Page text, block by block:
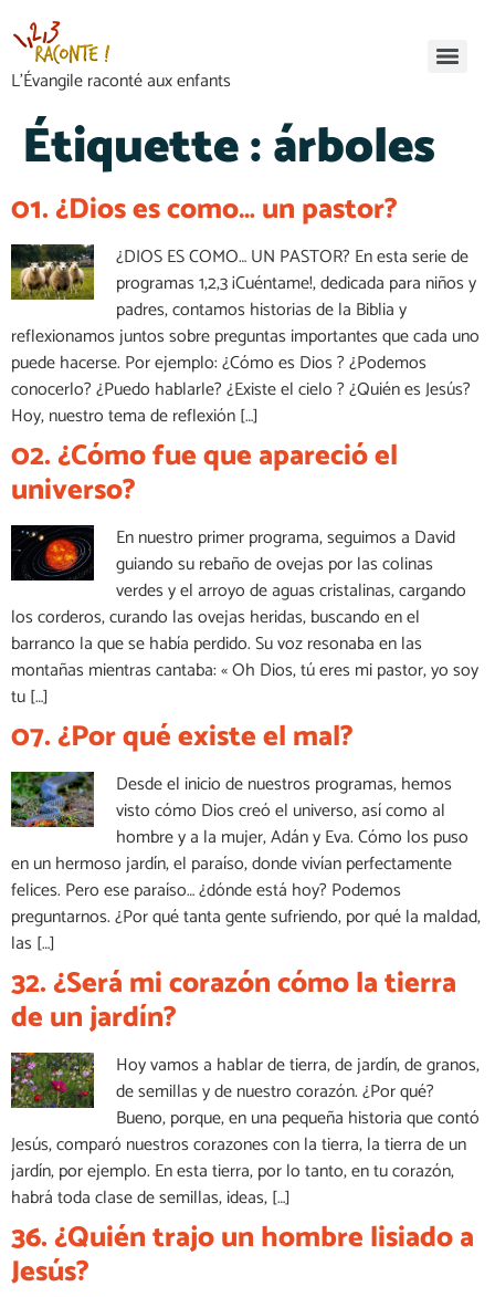
L’Évangile raconté aux enfants
Étiquette :árboles
01. ¿Dios es como… un pastor?
¿DIOS ES COMO… UN PASTOR? En esta serie de
programas 1,2,3 ¡Cuéntame!, dedicada para niños y
padres, contamos historias de la Biblia y
reflexionamos juntos sobre preguntas importantes que cada uno
puede hacerse. Por ejemplo: ¿Cómo es Dios ? ¿Podemos
conocerlo? ¿Puedo hablarle? ¿Existe el cielo ? ¿Quién es Jesús?
Hoy, nuestro tema de reflexión […]
02. ¿Cómo fue que apareció el
universo?
En nuestro primer programa, seguimos a David
guiando su rebaño de ovejas por las colinas
verdes y el arroyo de aguas cristalinas, cargando
los corderos, curando las ovejas heridas, buscando en el
barranco la que se había perdido. Su voz resonaba en las
montañas mientras cantaba: « Oh Dios, tú eres mi pastor, yo soy
tu […]
07. ¿Por qué existe el mal?
Desde el inicio de nuestros programas, hemos
visto cómo Dios creó el universo, así como al
hombre y a la mujer, Adán y Eva. Cómo los puso
en un hermoso jardín, el paraíso, donde vivían perfectamente
felices. Pero ese paraíso… ¿dónde está hoy? Podemos
preguntarnos. ¿Por qué tanta gente sufriendo, por qué la maldad,
las […]
32. ¿Será mi corazón cómo la tierra
de un jardín?
Hoy vamos a hablar de tierra, de jardín, de granos,
de semillas y de nuestro corazón. ¿Por qué?
Bueno, porque, en una pequeña historia que contó
Jesús, comparó nuestros corazones con la tierra, la tierra de un
jardín, por ejemplo. En esta tierra, por lo tanto, en tu corazón,
habrá toda clase de semillas, ideas, […]
36. ¿Quién trajo un hombre lisiado a
Jesús?